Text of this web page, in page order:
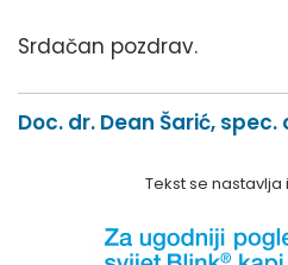
Srdačan pozdrav.
Doc. dr. Dean Šarić,
Tekst se